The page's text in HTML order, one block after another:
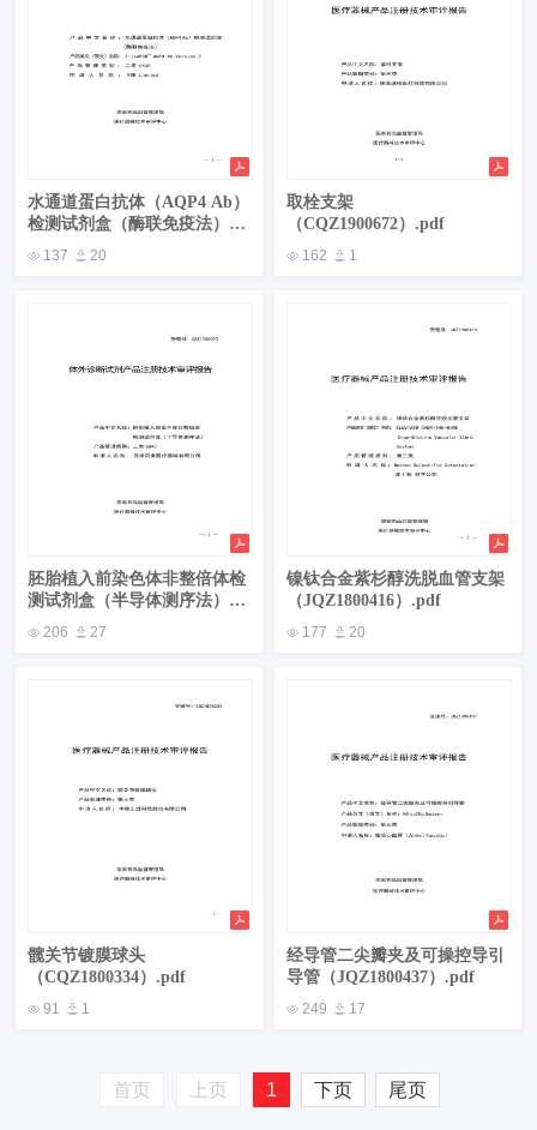
水通道蛋白抗体（AQP4 Ab）
检测试剂盒（酶联免疫法）
137 20
取栓支架
（CQZ1900672）.pdf
162 1
胚胎植入前染色体非整倍体检
测试剂盒（半导体测序法）
206 27
镍钛合金紫杉醇洗脱血管支架
（JQZ1800416）.pdf
177 20
髋关节镀膜球头
（CQZ1800334）.pdf
91 1
经导管二尖瓣夹及可操控导引
导管（JQZ1800437）.pdf
249 17
首页 上页 1 下页 尾页